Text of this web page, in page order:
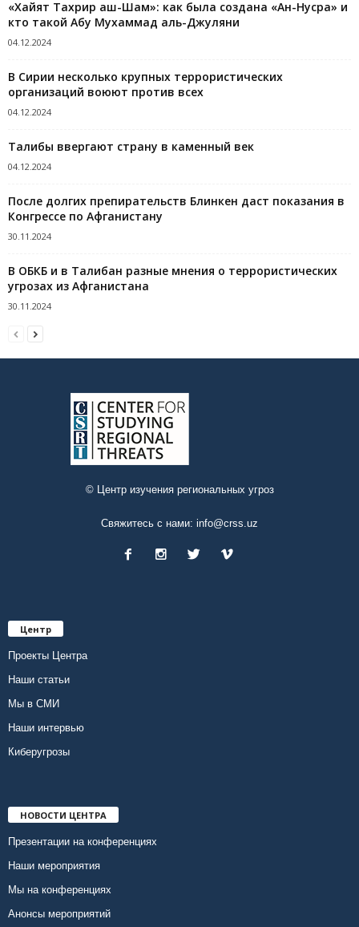
«Хайят Тахрир аш-Шам»: как была создана «Ан-Нусра» и
кто такой Абу Мухаммад аль-Джуляни
04.12.2024
В Сирии несколько крупных террористических
организаций воюют против всех
04.12.2024
Талибы ввергают страну в каменный век
04.12.2024
После долгих препирательств Блинкен даст показания в
Конгрессе по Афганистану
30.11.2024
В ОБКБ и в Талибан разные мнения о террористических
угрозах из Афганистана
30.11.2024
© Центр изучения региональных угроз
Свяжитесь с нами: info@crss.uz
Центр
Проекты Центра
Наши статьи
Мы в СМИ
Наши интервью
Киберугрозы
НОВОСТИ ЦЕНТРА
Презентации на конференциях
Наши мероприятия
Мы на конференциях
Анонсы мероприятий